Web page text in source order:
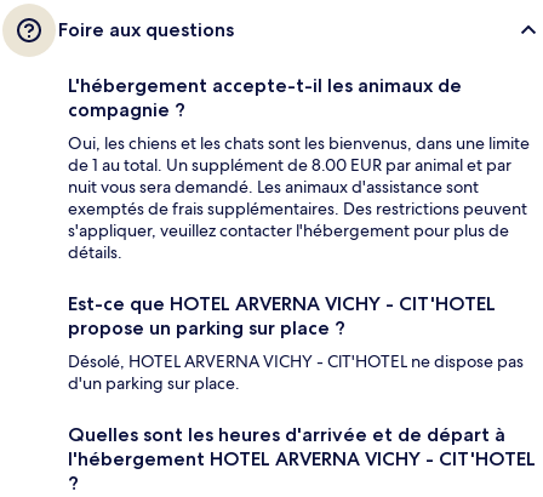
Foire aux questions
L'hébergement accepte-t-il les animaux de
compagnie ?
Oui, les chiens et les chats sont les bienvenus, dans une limite
de 1 au total. Un supplément de 8.00 EUR par animal et par
nuit vous sera demandé. Les animaux d'assistance sont
exemptés de frais supplémentaires. Des restrictions peuvent
s'appliquer, veuillez contacter l'hébergement pour plus de
détails.
Est-ce que HOTEL ARVERNA VICHY - ClT'HOTEL
propose un parking sur place ?
Désolé, HOTEL ARVERNA VICHY - ClT'HOTEL ne dispose pas
d'un parking sur place.
Quelles sont les heures d'arrivée et de départ à
l'hébergement HOTEL ARVERNA VICHY - ClT'HOTEL
?